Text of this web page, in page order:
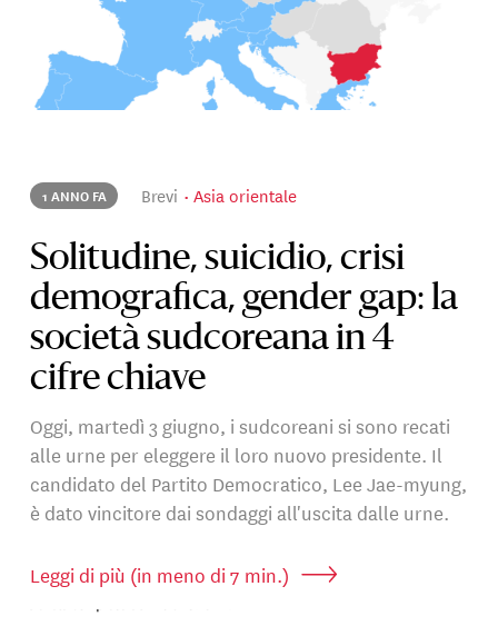
1 ANNO FA Brevi Asia orientale
Solitudine, suicidio, crisi
demografica, gender gap: la
società sudcoreana in 4
cifre chiave
Oggi, martedì 3 giugno, i sudcoreani si sono recati
alle urne per eleggere il loro nuovo presidente. Il
candidato del Partito Democratico, Lee Jae-myung,
è dato vincitore dai sondaggi all'uscita dalle urne.
Leggi di più (in meno di 7 min.)